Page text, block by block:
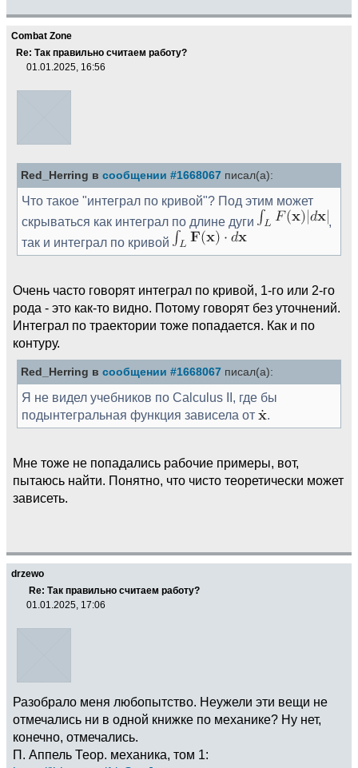
Combat Zone
Re: Так правильно считаем работу?
01.01.2025, 16:56
Red_Herring в сообщении #1668067 писал(а):
Что такое "интеграл по кривой"? Под этим может
скрываться как интеграл по длине дуги
,
так и интеграл по кривой
Очень часто говорят интеграл по кривой, 1-го или 2-го
рода - это как-то видно. Потому говорят без уточнений.
Интеграл по траектории тоже попадается. Как и по
контуру.
Red_Herring в сообщении #1668067 писал(а):
Я не видел учебников по Calculus II, где бы
подынтегральная функция зависела от
.
Мне тоже не попадались рабочие примеры, вот,
пытаюсь найти. Понятно, что чисто теоретически может
зависеть.
drzewo
Re: Так правильно считаем работу?
01.01.2025, 17:06
Разобрало меня любопытство. Неужели эти вещи не
отмечались ни в одной книжке по механике? Ну нет,
конечно, отмечались.
П. Аппель Теор. механика, том 1: